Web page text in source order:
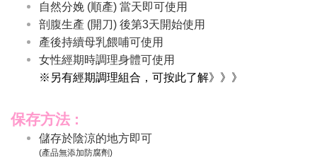
自然分娩 (順產) 當天即可使用
剖腹生產 (開刀) 後第3天開始使用
產後持續母乳餵哺可使用
女性經期時調理身體可使用
※另有經期調理組合，可按此了解》》》
保存方法 :
儲存於陰涼的地方即可
(產品無添加防腐劑)